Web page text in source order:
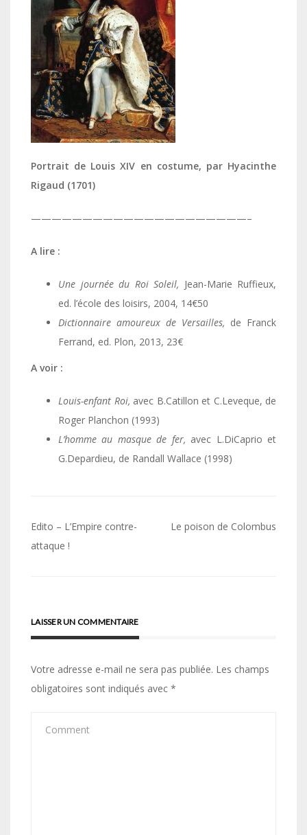
Portrait de Louis XIV en costume, par Hyacinthe
Rigaud (1701)
—————————————————————–
A lire :
Une journée du Roi Soleil, Jean-Marie Ruffieux,
ed. l’école des loisirs, 2004, 14€50
Dictionnaire amoureux de Versailles, de Franck
Ferrand, ed. Plon, 2013, 23€
A voir :
Louis-enfant Roi, avec B.Catillon et C.Leveque, de
Roger Planchon (1993)
L’homme au masque de fer, avec L.DiCaprio et
G.Depardieu, de Randall Wallace (1998)
Navigation
de
Edito – L’Empire contre-
attaque !
Le poison de Colombus
LAISSER UN COMMENTAIRE
Votre adresse e-mail ne sera pas publiée. Les champs
obligatoires sont indiqués avec *